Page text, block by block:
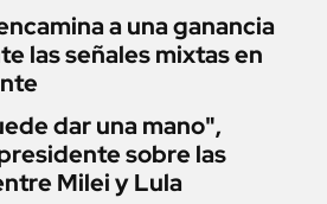
a una ganancia
las señales mixtas en
dar una mano",
sobre las
Milei y Lula